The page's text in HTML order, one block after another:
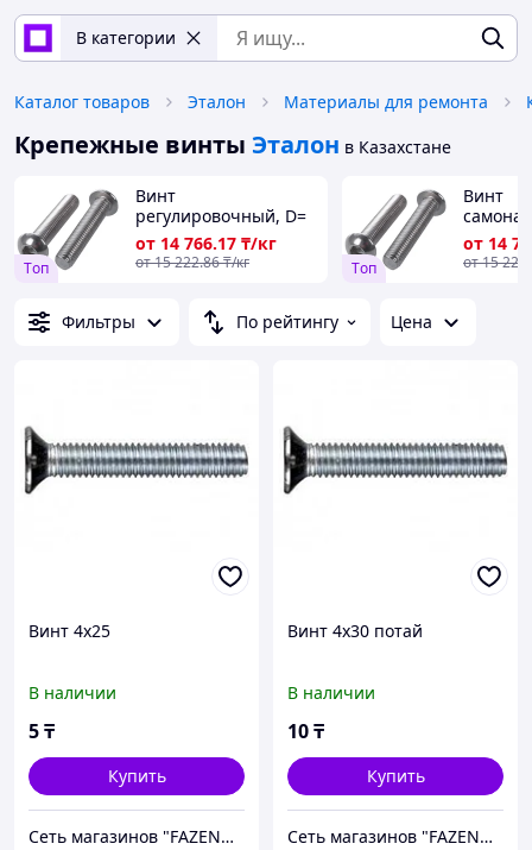
В категории
Каталог товаров Эталон Материалы для ремонта
Крепежные винты Эталон в Казахстане
Tоп
Винт
регулировочный, D=
1,8-64 мм, L= 0,6-400
мм, Класс проч.: 8,8;
от 14 766.17 ₸/кг
от15 222.86₸/кг Tоп
Винт
1,8-64
мм,
от 14
от15 222
Фильтры По рейтингу Цена
Винт 4х25
В наличии
5₸
Купить
Сеть магазинов "FAZENDA" ТОО Инкомстрой
Винт 4х30 потай
В наличии
10₸
Купить
Сеть магазинов "FAZENDA" ТОО Инкомстрой